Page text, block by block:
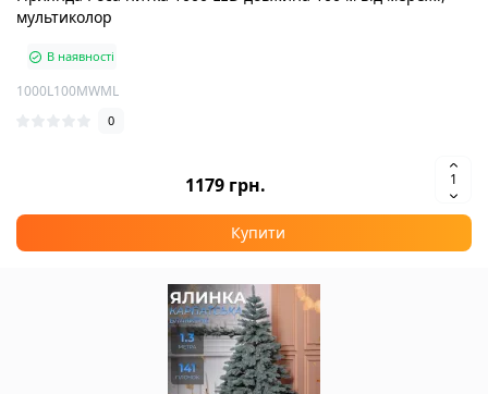
мультиколор
В наявності
1000L100MWML
0
1179 грн.
Купити